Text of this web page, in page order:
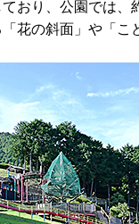
おり、公園では、
花の斜面」や「こ